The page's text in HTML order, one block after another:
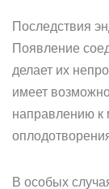
Последствия
Появление
делает их
имеет
направлению к
В особых